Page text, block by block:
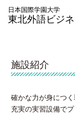
日本国際学園大学
東北外語ビジ
>施設紹介
施設紹介
確かな力が身につく
充実の実習設備で